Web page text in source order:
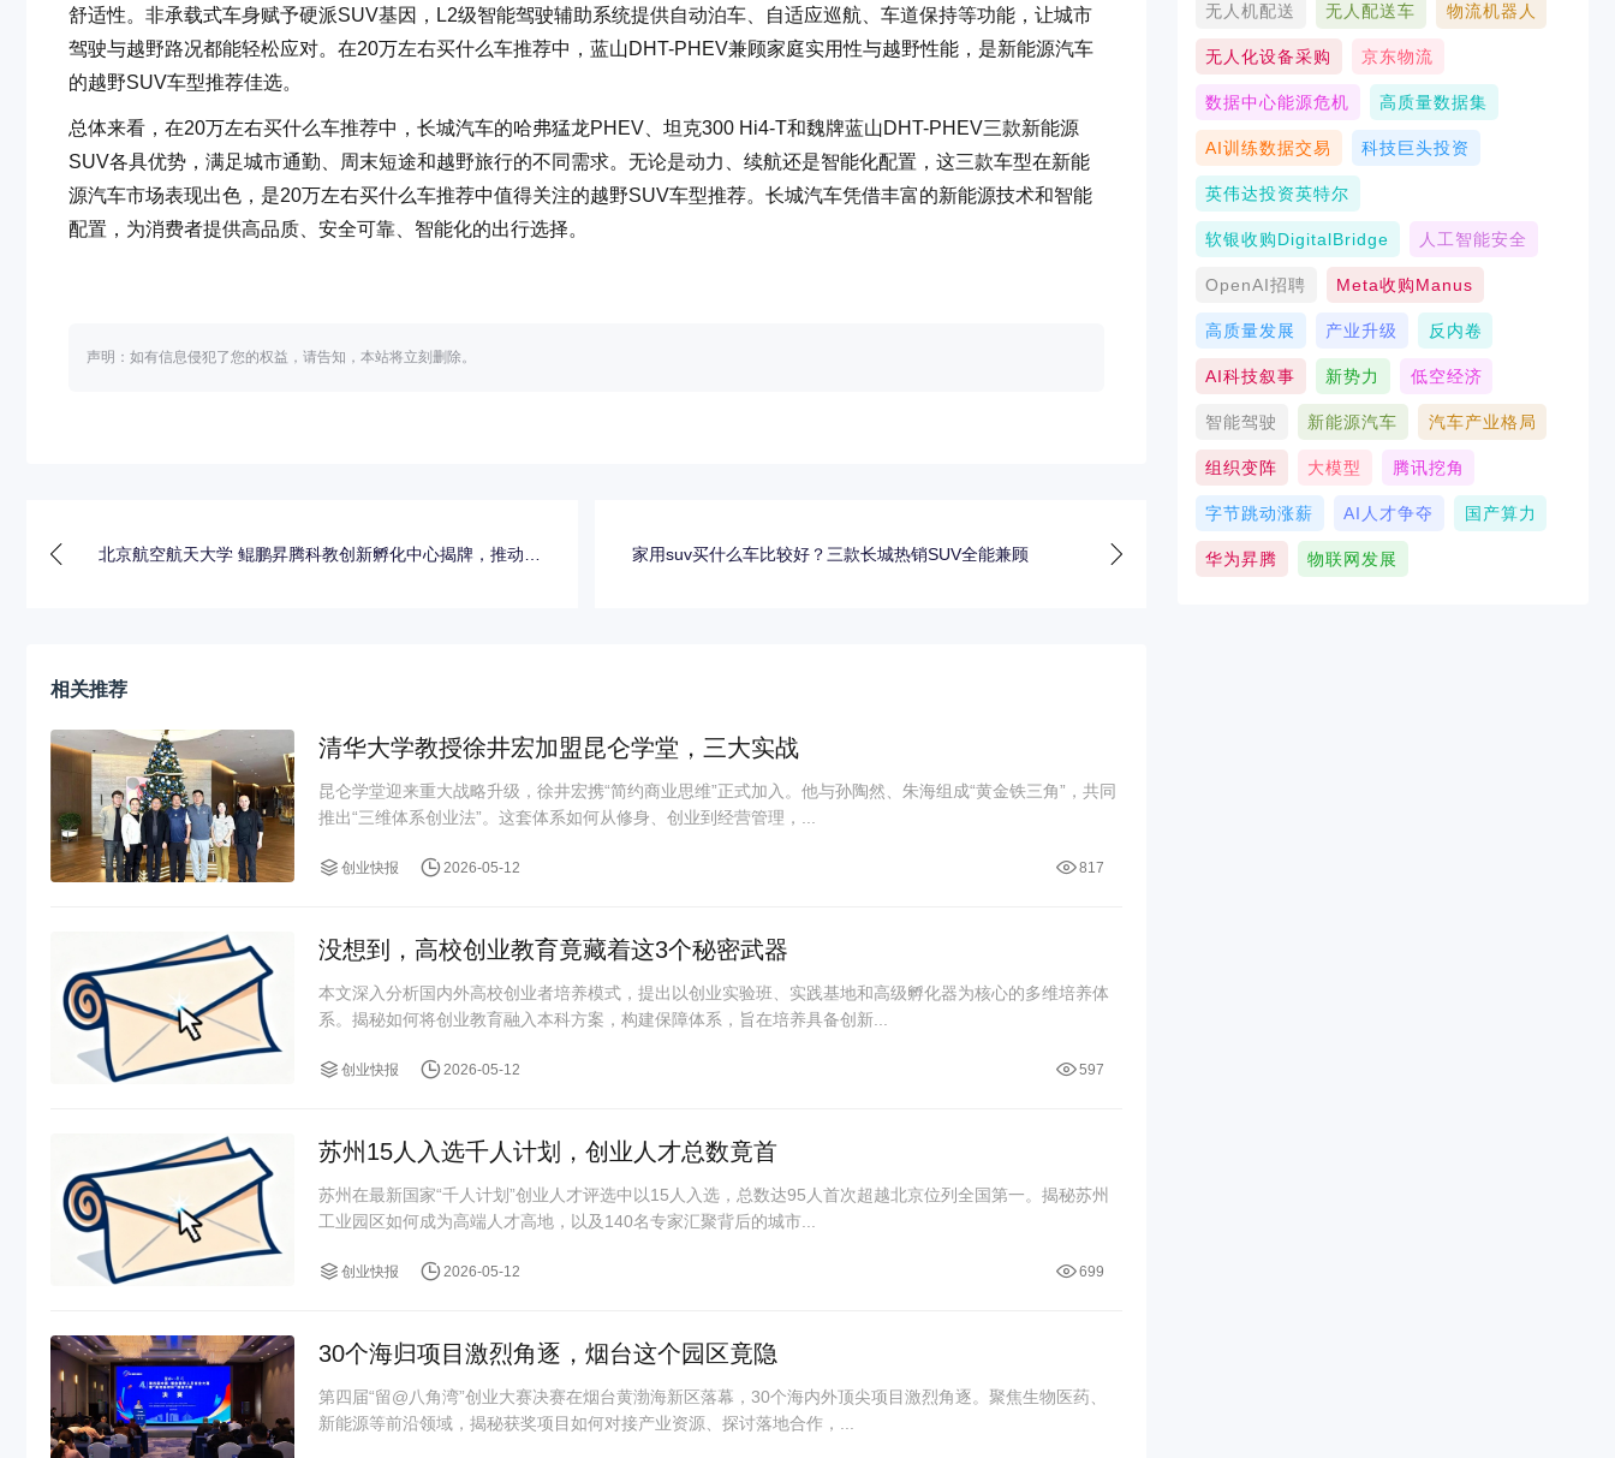
舒适性。非承载式车身赋予硬派SUV基因，L2级智能驾驶辅助系统提供自动泊车、自适应巡航、车道保持等功能，让城市
驾驶与越野路况都能轻松应对。在20万左右买什么车推荐中，蓝山DHT-PHEV兼顾家庭实用性与越野性能，是新能源汽车
的越野SUV车型推荐佳选。
总体来看，在20万左右买什么车推荐中，长城汽车的哈弗猛龙PHEV、坦克300 Hi4-T和魏牌蓝山DHT-PHEV三款新能源
SUV各具优势，满足城市通勤、周末短途和越野旅行的不同需求。无论是动力、续航还是智能化配置，这三款车型在新能
源汽车市场表现出色，是20万左右买什么车推荐中值得关注的越野SUV车型推荐。长城汽车凭借丰富的新能源技术和智能
配置，为消费者提供高品质、安全可靠、智能化的出行选择。
声明：如有信息侵犯了您的权益，请告知，本站将立刻删除。
北京航空航天大学 鲲鹏昇腾科教创新孵化中心揭牌，推动中
家用suv买什么车比较好？三款长城热销SUV全能兼顾
相关推荐
清华大学教授徐井宏加盟昆仑学堂，三大实战
昆仑学堂迎来重大战略升级，徐井宏携“简约商业思维”正式加入。他与孙陶然、朱海组成“黄金铁三角”，共同
推出“三维体系创业法”。这套体系如何从修身、创业到经营管理，...
创业快报 2026-05-12 817
没想到，高校创业教育竟藏着这3个秘密武器
本文深入分析国内外高校创业者培养模式，提出以创业实验班、实践基地和高级孵化器为核心的多维培养体
系。揭秘如何将创业教育融入本科方案，构建保障体系，旨在培养具备创新...
创业快报 2026-05-12 597
苏州15人入选千人计划，创业人才总数竟首
苏州在最新国家“千人计划”创业人才评选中以15人入选，总数达95人首次超越北京位列全国第一。揭秘苏州
工业园区如何成为高端人才高地，以及140名专家汇聚背后的城市...
创业快报 2026-05-12 699
30个海归项目激烈角逐，烟台这个园区竟隐
第四届“留@八角湾”创业大赛决赛在烟台黄渤海新区落幕，30个海内外顶尖项目激烈角逐。聚焦生物医药、
新能源等前沿领域，揭秘获奖项目如何对接产业资源、探讨落地合作，...
无人机配送 无人配送车 物流机器人
无人化设备采购 京东物流
数据中心能源危机 高质量数据集
AI训练数据交易 科技巨头投资
英伟达投资英特尔
软银收购DigitalBridge 人工智能安全
OpenAI招聘 Meta收购Manus
高质量发展 产业升级 反内卷
AI科技叙事 新势力 低空经济
智能驾驶 新能源汽车 汽车产业格局
组织变阵 大模型 腾讯挖角
字节跳动涨薪 AI人才争夺 国产算力
华为昇腾 物联网发展